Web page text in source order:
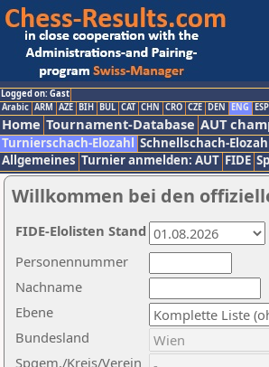
Logged on: Gast
Arabic ARM AZE BIH BUL CAT CHN CRO CZE DEN ENG ESP
Home Tournament-Database AUT
Turnierschach-Elozahl Schnellschach-
Allgemeines Turnier anmelden: AUT FIDE
Willkommen bei den
Nachname
Ebene
Personennummer
Bundesland
Spgem./Kreis/Verein
FIDE-Elolisten Stand